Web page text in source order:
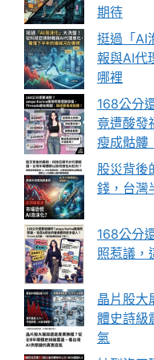
期待
挺過「AI
報與AI代
哪裡
168公分
竟遭酸發
瘦成骷髏
股災背後
錢，台灣
168公分
照惹議，
晶片股大
體史詩級
氣